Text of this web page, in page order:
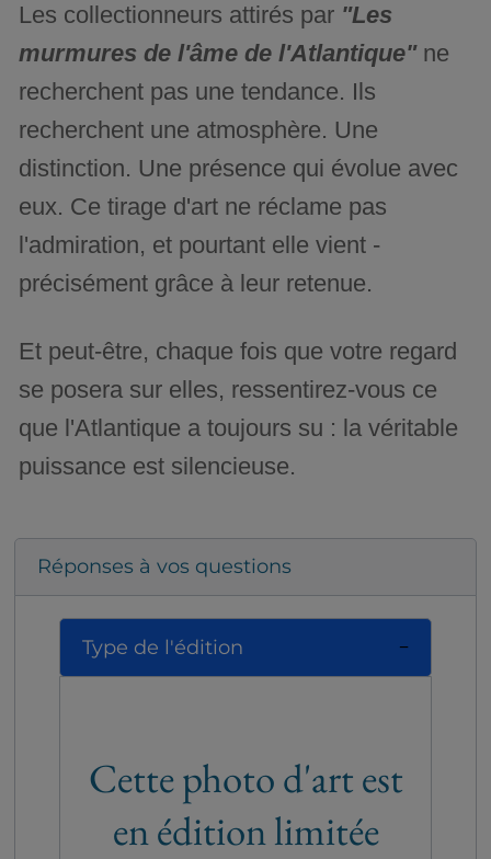
Les collectionneurs attirés par "Les
murmures de l'âme de l'Atlantique"ne
recherchent pas une tendance. Ils
recherchent une atmosphère. Une
distinction. Une présence qui évolue avec
eux. Ce tirage d'art ne réclame pas
l'admiration, et pourtant elle vient -
précisément grâce à leur retenue.
Et peut-être, chaque fois que votre regard
se posera sur elles, ressentirez-vous ce
que l'Atlantique a toujours su : la véritable
puissance est silencieuse.
Réponses à vos questions
Type de l'édition
Cette photo d'art est
en édition limitée